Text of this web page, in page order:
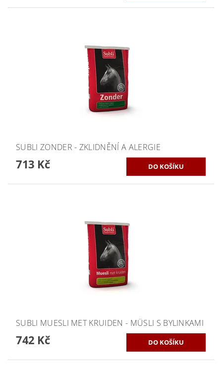
SUBLI ZONDER - ZKLIDNĚNÍ A ALERGIE
713 Kč
SUBLI MUESLI MET KRUIDEN - MÜSLI S BYLINKAMI
742 Kč